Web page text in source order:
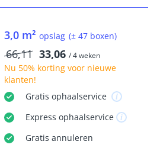
3,0 m² opslag (± 47 boxen)
66,11 33,06 / 4 weken
Nu 50% kortingvoor nieuwe
klanten!
Gratis ophaalservice
Express ophaalservice
Gratis annuleren